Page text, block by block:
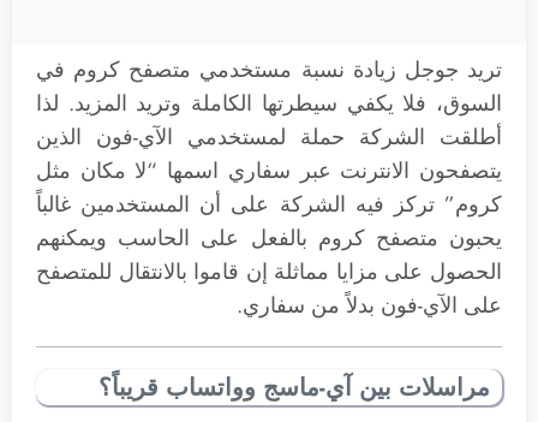
تريد جوجل زيادة نسبة مستخدمي متصفح كروم في
السوق، فلا يكفي سيطرتها الكاملة وتريد المزيد. لذا
أطلقت الشركة حملة لمستخدمي الآي-فون الذين
يتصفحون الانترنت عبر سفاري اسمها “لا مكان مثل
كروم” تركز فيه الشركة على أن المستخدمين غالباً
يحبون متصفح كروم بالفعل على الحاسب ويمكنهم
الحصول على مزايا مماثلة إن قاموا بالانتقال للمتصفح
على الآي-فون بدلاً من سفاري.
مراسلات بين آي-ماسج وواتساب قريباً؟